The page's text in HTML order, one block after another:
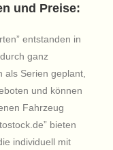
und Preise:
entstanden in
ganz
Serien geplant,
und können
Fahrzeug
bieten
individuell mit